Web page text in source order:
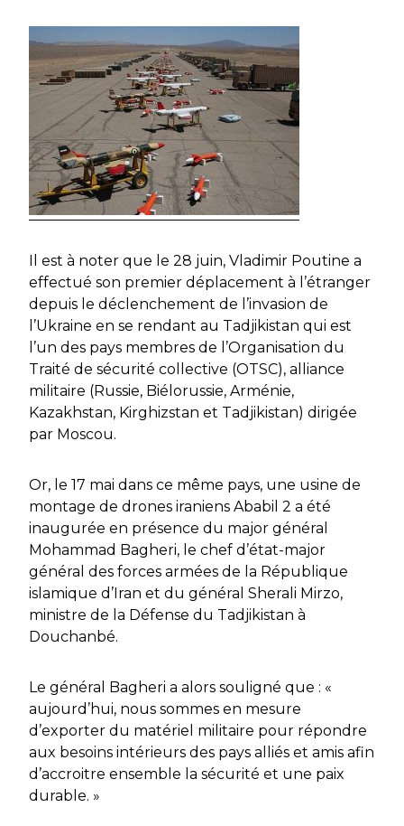
Il est à noter que le 28 juin, Vladimir Poutine a
effectué son premier déplacement à l’étranger
depuis le déclenchement de l’invasion de
l’Ukraine en se rendant au Tadjikistan qui est
l’un des pays membres de l’Organisation du
Traité de sécurité collective (OTSC), alliance
militaire (Russie, Biélorussie, Arménie,
Kazakhstan, Kirghizstan et Tadjikistan) dirigée
par Moscou.
Or, le 17 mai dans ce même pays, une usine de
montage de drones iraniens Ababil 2 a été
inaugurée en présence du major général
Mohammad Bagheri, le chef d’état-major
général des forces armées de la République
islamique d’Iran et du général Sherali Mirzo,
ministre de la Défense du Tadjikistan à
Douchanbé.
Le général Bagheri a alors souligné que : «
aujourd’hui, nous sommes en mesure
d’exporter du matériel militaire pour répondre
aux besoins intérieurs des pays alliés et amis afin
d’accroitre ensemble la sécurité et une paix
durable. »